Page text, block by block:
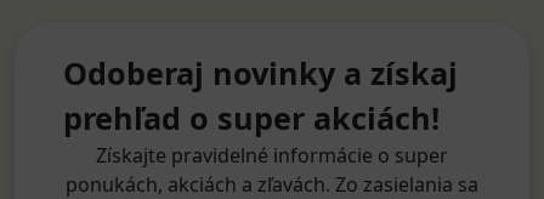
Odoberaj novinky a získaj
prehľad o super akciách!
Získajte pravidelné informácie o super
ponukách, akciách a zľavách. Zo zasielania sa